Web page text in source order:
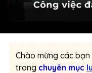
Chào mừng các
trong chuyên mục